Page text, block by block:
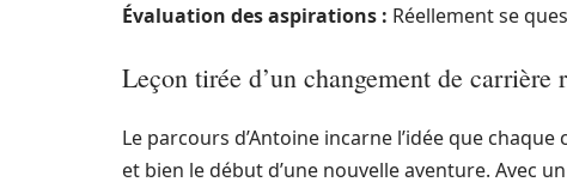
Évaluation des aspirations : Réellement se
Leçon tirée d’un changement de carrière
Le parcours d’Antoine incarne l’idée que
et bien le début d’une nouvelle aventure. Avec